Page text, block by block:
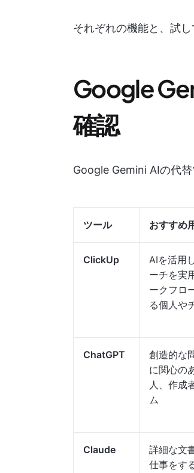
それぞれの機能と、試
Google
確認
Google Gemini AIの代
ツール おすすめ
ClickUp
AIを活用
ーチを実
ークフロ
る個人や
ChatGPT
創造的な
に関心の
人、作成
ム
Claude
詳細な文
仕事をす